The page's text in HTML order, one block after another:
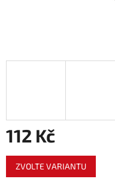
112 Kč
Měrná
cena:
ZVOLTE VARIANTU